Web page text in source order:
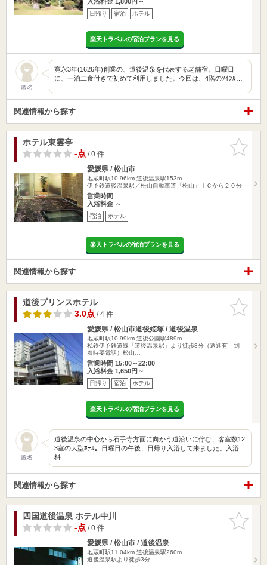
日帰り 宿泊 ホテル
楽天トラベルの宿泊プランを見る
匿名
寛永3年(1626年)創業の、道後温泉を代表する老舗宿。日曜日
に、一泊二食付きで初めて利用しました。今回は、4階のﾂｲﾝﾙ…
関連情報から探す
お気に入
りに追加
ホテル東雲亭
-点/ 0 件
愛媛県 / 松山市
地蔵町駅10.96km 道後温泉駅153m
伊予鉄道後温泉駅／松山自動車道「松山」ＩＣから２０分
営業時間
入浴料金 ～
宿泊 ホテル
楽天トラベルの宿泊プランを見る
関連情報から探す
お気に入
りに追加
道後プリンスホテル
3.0点/ 4 件
愛媛県 / 松山市道後姫塚 / 道後温泉
地蔵町駅10.99km 道後公園駅489m
私鉄伊予鉄道線「道後温泉駅」より徒歩8分（送迎有 到
着時要電話）松山…
営業時間 15:00～22:00
入浴料金 1,650円～
日帰り 宿泊 ホテル
楽天トラベルの宿泊プランを見る
匿名
道後温泉の中心から石手寺方面に向かう道沿いに佇む、客室数12
3室の大型ﾎﾃﾙ。日曜日の午後、日帰り入浴して来ました。入浴
料…
関連情報から探す
お気に入
りに追加
四国道後温泉 ホテル中川
-点/ 0 件
愛媛県 / 松山市 / 道後温泉
地蔵町駅11.04km 道後温泉駅260m
道後温泉駅より徒歩3分